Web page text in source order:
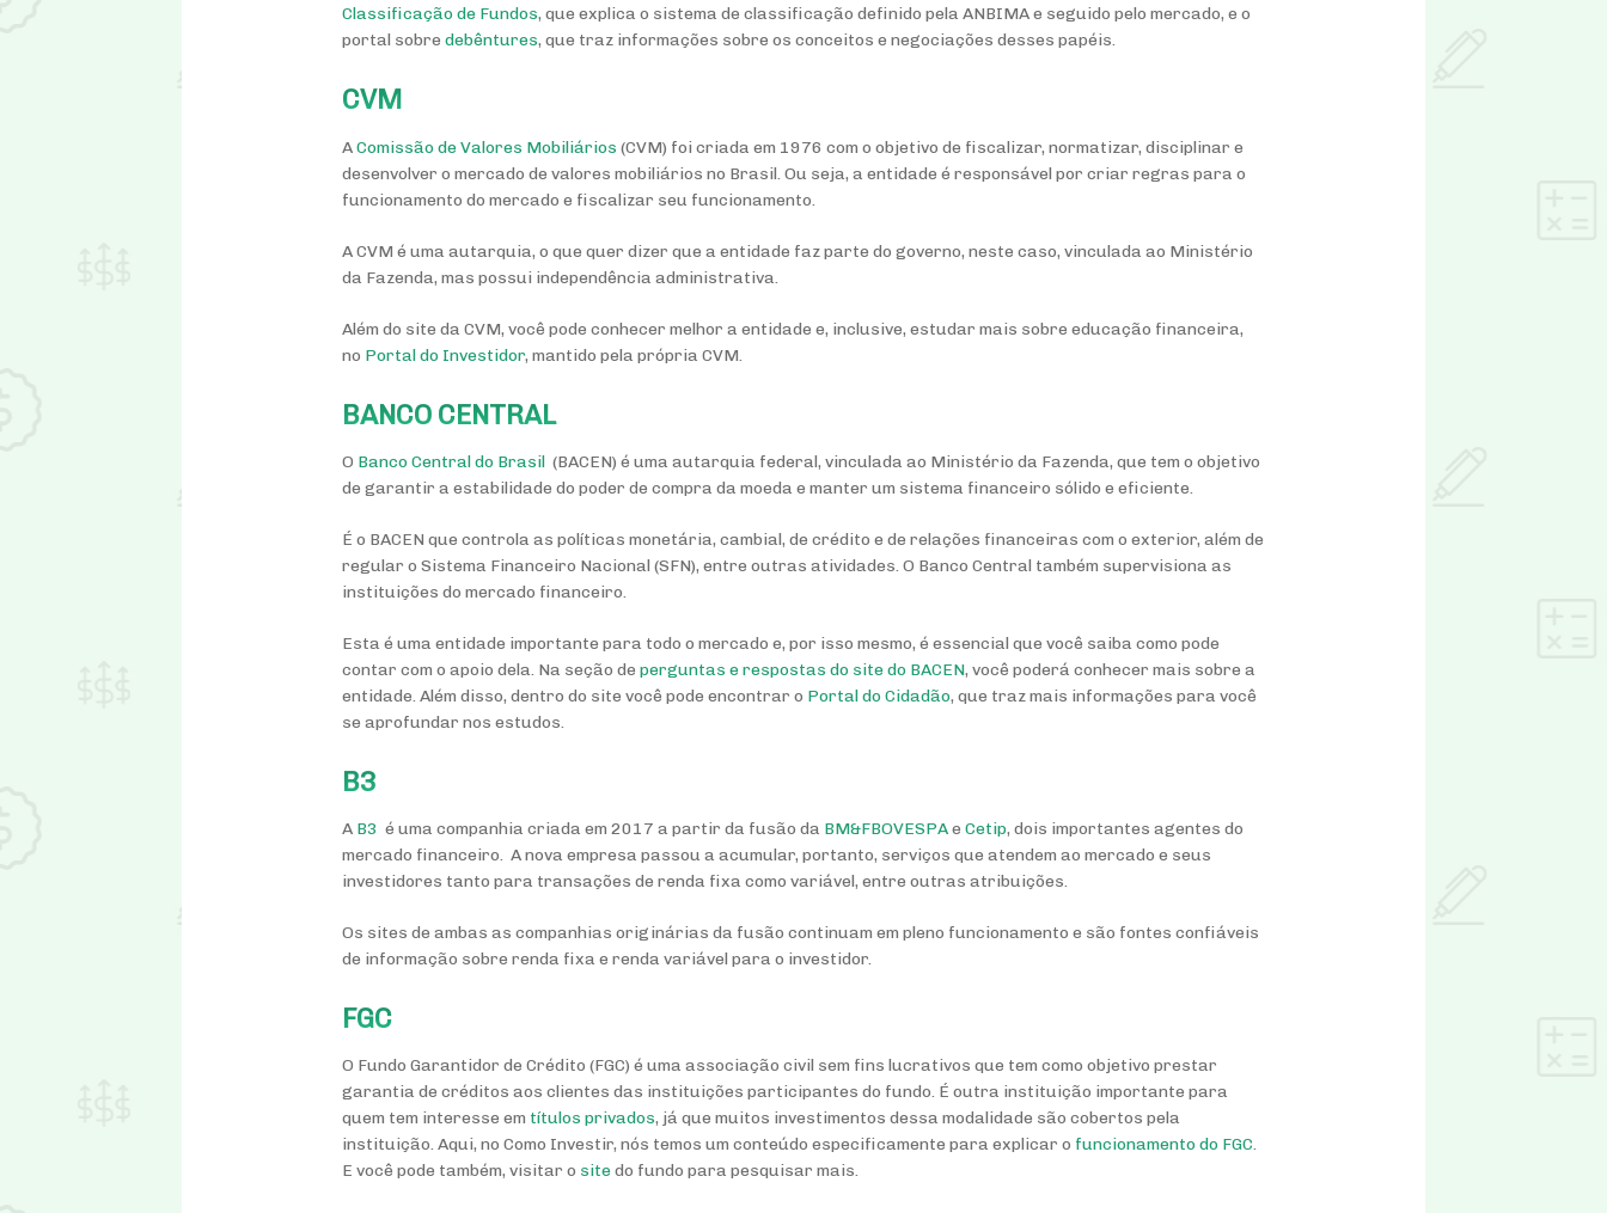
Classificação de Fundos, que explica o sistema de classificação definido pela ANBIMA e seguido pelo mercado, e o
portal sobredebêntures, que traz informações sobre os conceitos e negociações desses papéis.
CVM
AComissão de Valores Mobiliários (CVM) foi criada em 1976 com o objetivo de fiscalizar, normatizar, disciplinar e
desenvolver o mercado de valores mobiliários no Brasil. Ou seja, a entidade é responsável por criar regras para o
funcionamento do mercado e fiscalizar seu funcionamento.
A CVM é uma autarquia, o que quer dizer que a entidade faz parte do governo, neste caso, vinculada ao Ministério
da Fazenda, mas possui independência administrativa.
Além do site da CVM, você pode conhecer melhor a entidade e, inclusive, estudar mais sobre educação financeira,
no Portal do Investidor, mantido pela própria CVM.
BANCO CENTRAL
O Banco Central do Brasil (BACEN) é uma autarquia federal, vinculada ao Ministério da Fazenda, que tem o objetivo
de garantir a estabilidade do poder de compra da moeda e manter um sistema financeiro sólido e eficiente.
É o BACEN que controla as políticas monetária, cambial, de crédito e de relações financeiras com o exterior, além de
regular o Sistema Financeiro Nacional (SFN), entre outras atividades. O Banco Central também supervisiona as
instituições do mercado financeiro.
Esta é uma entidade importante para todo o mercado e, por isso mesmo, é essencial que você saiba como pode
contar com o apoio dela. Na seção deperguntas e respostas do site do BACEN, você poderá conhecer mais sobre a
entidade. Além disso, dentro do site você pode encontrar o Portal do Cidadão, que traz mais informações para você
se aprofundar nos estudos.
B3
A B3 é uma companhia criada em 2017 a partir da fusão da BM&FBOVESPAeCetip, dois importantes agentes do
mercado financeiro. A nova empresa passou a acumular, portanto, serviços que atendem ao mercado e seus
investidores tanto para transações de renda fixa como variável, entre outras atribuições.
Os sites de ambas as companhias originárias da fusão continuam em pleno funcionamento e são fontes confiáveis
de informação sobre renda fixa e renda variável para o investidor.
FGC
O Fundo Garantidor de Crédito (FGC) é uma associação civil sem fins lucrativos que tem como objetivo prestar
garantia de créditos aos clientes das instituições participantes do fundo. É outra instituição importante para
quem tem interesse em títulos privados, já que muitos investimentos dessa modalidade são cobertos pela
instituição. Aqui, no Como Investir, nós temos um conteúdo especificamente para explicar o funcionamento do FGC.
E você pode também, visitar o sitedo fundo para pesquisar mais.